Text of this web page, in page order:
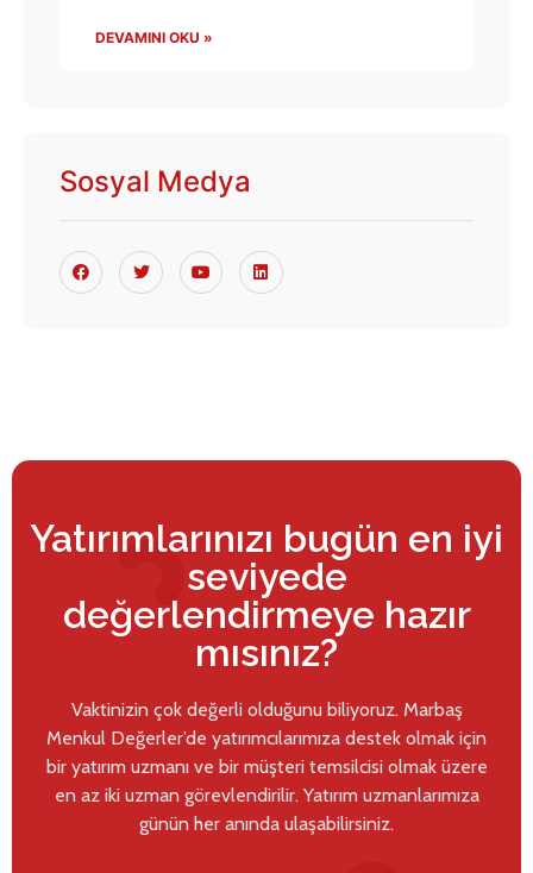
DEVAMINI OKU »
Sosyal Medya
Yatırımlarınızı bugün en iyi
seviyede
değerlendirmeye hazır
mısınız?
Vaktinizin çok değerli olduğunu biliyoruz. Marbaş
Menkul Değerler’de yatırımcılarımıza destek olmak için
bir yatırım uzmanı ve bir müşteri temsilcisi olmak üzere
en az iki uzman görevlendirilir. Yatırım uzmanlarımıza
günün her anında ulaşabilirsiniz.